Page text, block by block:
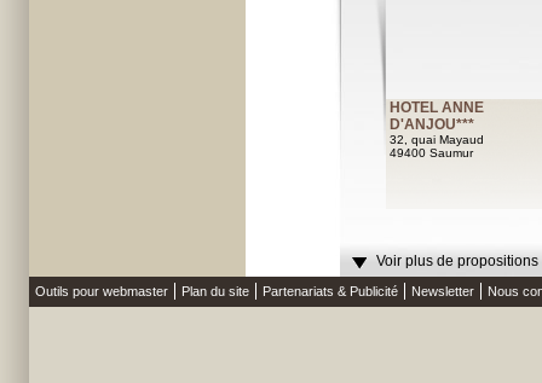
HOTEL ANNE
D'ANJOU***
32, quai Mayaud
49400 Saumur
Voir plus de
Outils pour webmaster Plan du site Partenariats & Publicité Newsletter Nous